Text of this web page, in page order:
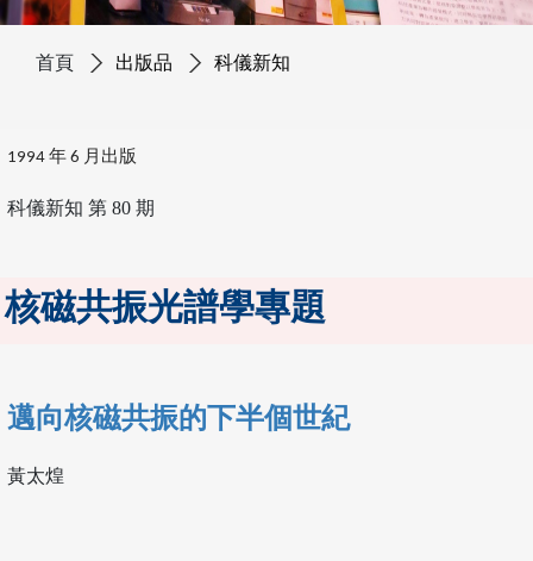
首頁 出版品 科儀新知
1994 年 6 月出版
科儀新知 第 80 期
核磁共振光譜學專題
邁向核磁共振的下半個世紀
黃太煌